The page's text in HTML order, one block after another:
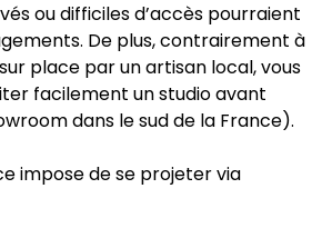
ou difficiles d’accès pourraient
De plus, contrairement à
place par un artisan local, vous
facilement un studio avant
dans le sud de la France).
impose de se projeter via